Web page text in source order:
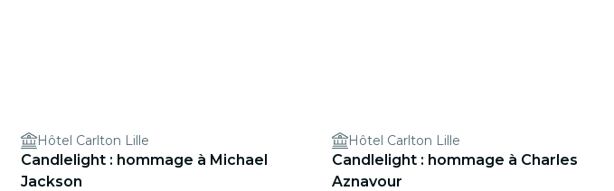
Hôtel Carlton Lille
Candlelight : hommage à Michael
Jackson
Hôtel Carlton Lille
Candlelight : hommage à Charles
Aznavour